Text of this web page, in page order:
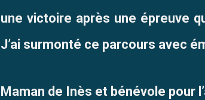
une victoire après une épreuve
J’ai surmonté ce parcours avec
Maman de Inès et bénévole pour